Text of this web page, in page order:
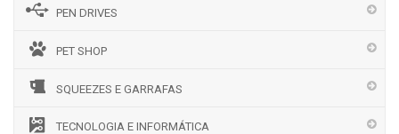
PEN DRIVES
PET SHOP
SQUEEZES E GARRAFAS
TECNOLOGIA E INFORMÁTICA